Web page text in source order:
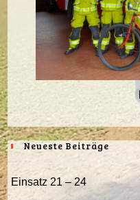
Neueste Beiträge
Einsatz 21 – 24